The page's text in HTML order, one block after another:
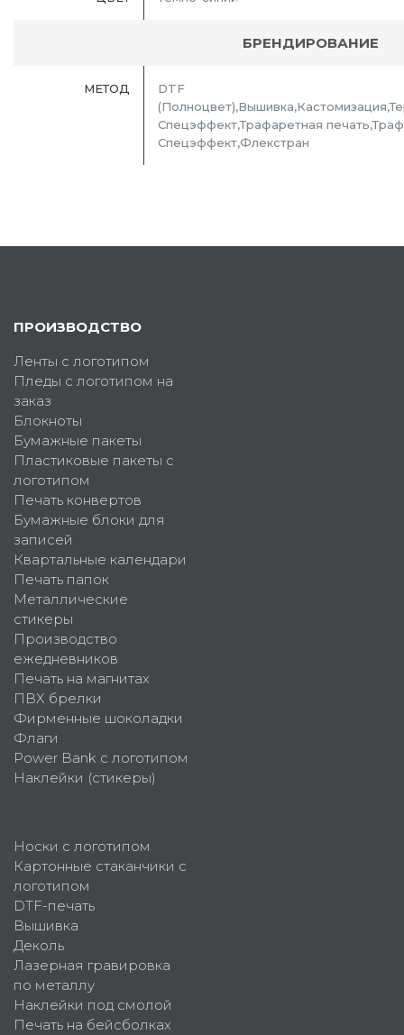
БРЕНДИРОВАНИЕ
МЕТОД
DTF
Спецэффект,Трафаретная
Спецэффект,Флекстран
ПРОИЗВОДСТВО
Ленты с логотипом
Пледы с логотипом на
заказ
Блокноты
Бумажные пакеты
Пластиковые пакеты с
логотипом
Печать конвертов
Бумажные блоки для
записей
Квартальные календари
Печать папок
Металлические
стикеры
Производство
ежедневников
Печать на магнитах
ПВХ брелки
Фирменные шоколадки
Флаги
Power Bank с логотипом
Наклейки (стикеры)
Носки с логотипом
Картонные стаканчики с
логотипом
DTF-печать
Вышивка
Деколь
Лазерная гравировка
по металлу
Наклейки под смолой
Печать на бейсболках